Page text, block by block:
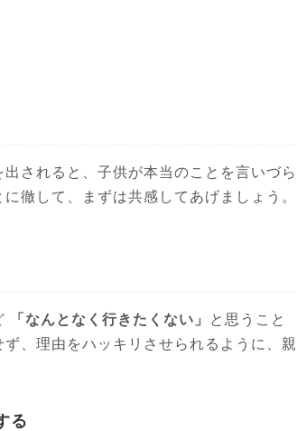
されると、子供が本当のことを言いづら
徹して、まずは共感してあげましょう。
「なんとなく行きたくない」
と思うこと
、理由をハッキリさせられるように、親
る